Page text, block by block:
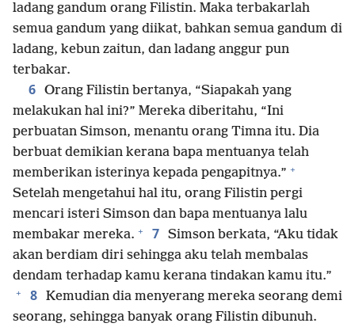
ladang gandum orang Filistin. Maka terbakarlah
semua gandum yang diikat, bahkan semua gandum di
ladang, kebun zaitun, dan ladang anggur pun
terbakar.
6 Orang Filistin bertanya, “Siapakah yang
melakukan hal ini?” Mereka diberitahu, “Ini
perbuatan Simson, menantu orang Timna itu. Dia
berbuat demikian kerana bapa mentuanya telah
memberikan isterinya kepada pengapitnya.” +
Setelah mengetahui hal itu, orang Filistin pergi
mencari isteri Simson dan bapa mentuanya lalu
membakar mereka. + 7 Simson berkata, “Aku tidak
akan berdiam diri sehingga aku telah membalas
dendam terhadap kamu kerana tindakan kamu itu.”
+ 8 Kemudian dia menyerang mereka seorang demi
seorang, sehingga banyak orang Filistin dibunuh.